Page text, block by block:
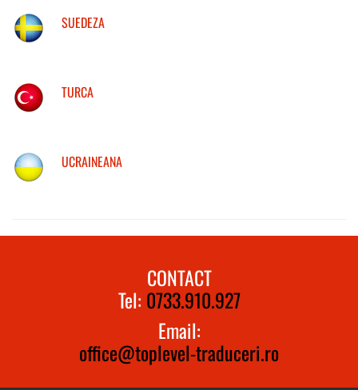
SUEDEZA
TURCA
UCRAINEANA
CONTACT
Tel: 0733.910.927
Email:
office@toplevel-traduceri.ro